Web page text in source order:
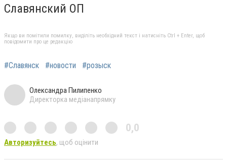
Славянский ОП
Якщо ви помітили помилку, виділіть необхідний текст і натисніть Ctrl + Enter, щоб
повідомити про це редакцію
#Славянск #новости #розыск
Олександра Пилипенко
Директорка медіанапрямку
0,0
Авторизуйтесь, щоб оцінити